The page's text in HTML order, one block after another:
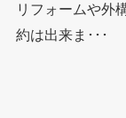
リフォームや外
約は出来ま･･･